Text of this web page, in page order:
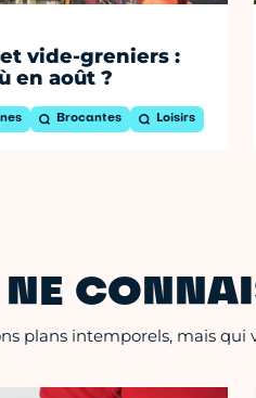
vide-greniers :
en août ?
Brocantes Loisirs
plans intemporels, mais qui